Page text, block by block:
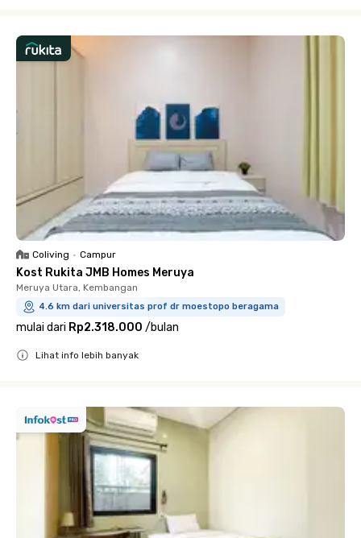
Coliving • Campur
Kost Rukita JMB Homes Meruya
Meruya Utara, Kembangan
4.6 km dari universitas prof dr moestopo beragama
mulai dari Rp2.318.000 /bulan
Lihat info lebih banyak